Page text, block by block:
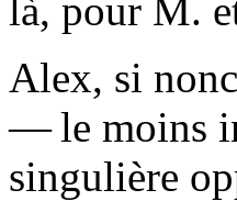
là, pour M.
Alex, si
— le moins
singulière